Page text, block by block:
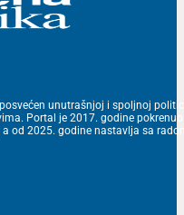
unutrašnjoj i spoljnoj
Portal je 2017. godine
a od 2025. godine nastavlja sa